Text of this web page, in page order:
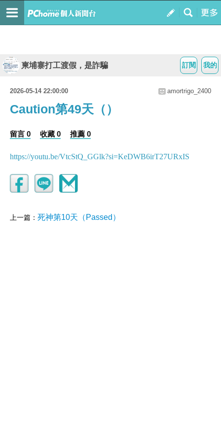
我的
訂閱
柬埔寨打工渡假，是詐騙
2026-05-14 22:00:00 amortrigo_2400
Caution第49天（）
留言 0 收藏 0 推薦 0
https://youtu.be/VtcStQ_GGlk?si=KeDWB6irT27URxIS
上一篇： 死神第10天（Passed）